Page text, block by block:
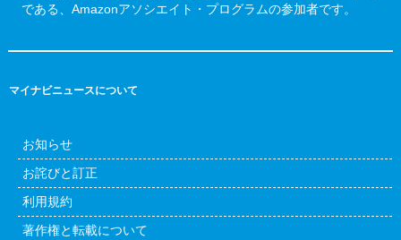
である、Amazonアソシエイト・プログラムの参加者です。
マイナビニュースについて
お知らせ
お詫びと訂正
利用規約
著作権と転載について